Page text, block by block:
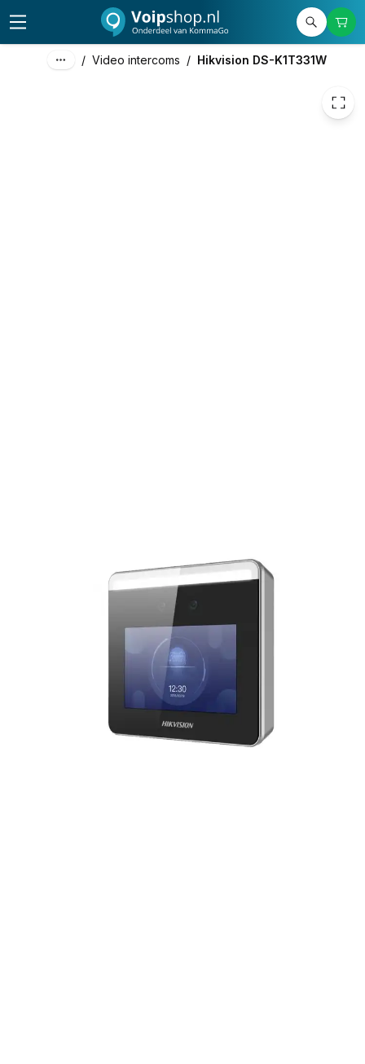
/ Video intercoms / Hikvision DS-K1T331W
excl. btw
incl. btw